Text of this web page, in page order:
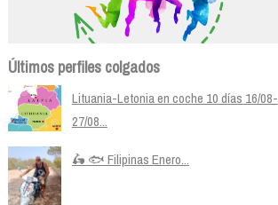
Últimos perfiles colgados
Lituania-Letonia en coche 10 días 16/08-
27/08...
🛵 🐟 Filipinas Enero...